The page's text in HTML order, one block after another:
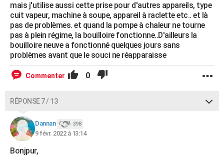
mais j'utilise aussi cette prise pour d'autres appareils, type
cuit vapeur, machine à soupe, appareil à raclette etc.. et là
pas de problèmes. et quand la pompe à chaleur ne tourne
pas à plein régime, la bouilloire fonctionne..D'ailleurs la
bouilloire neuve a fonctionné quelques jours sans
problèmes avant que le souci ne réapparaisse
Commenter 0
RÉPONSE 7 / 13
Dannan 398
9 févr. 2022 à 13:14
Bonjpur,